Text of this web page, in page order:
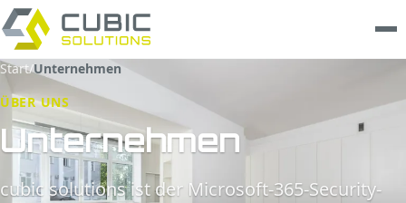
Leistungen
clarios
Wissen
Start/Unternehmen
ÜBER UNS
Unternehmen
cubic solutions ist der Microsoft-365-Security-